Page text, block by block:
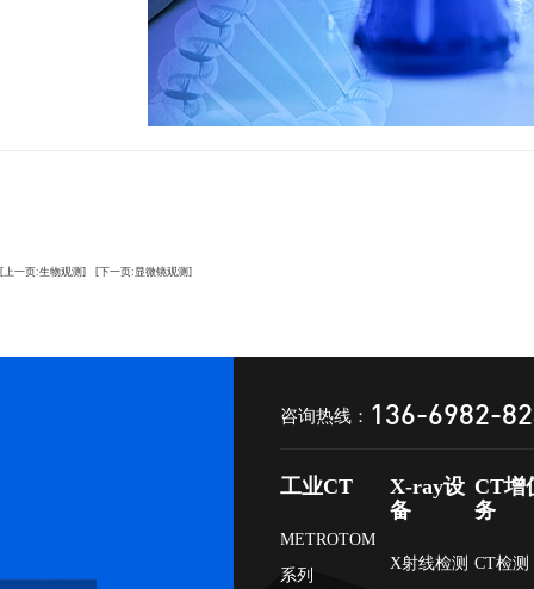
[上一页:生物观测] [下一页:显微镜观测]
咨询热线： 136-6982-
工业CT
METROTOM
系列
X-ray设
备
X射线检测
CT增
务
CT检测